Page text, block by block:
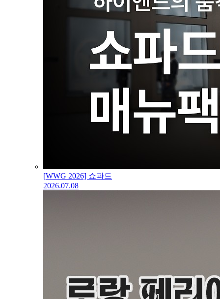
[WWG 2026] 쇼파드
2026.07.08